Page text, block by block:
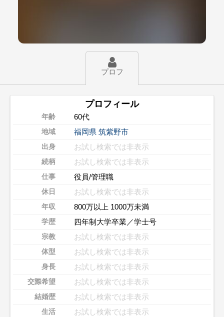
プロフ
プロフィール
年齢 60代
地域 福岡県 筑紫野市
出身 お試し検索では非表示
続柄 お試し検索では非表示
仕事 役員/管理職
休日 お試し検索では非表示
年収 800万以上 1000万未満
学歴 四年制大学卒業／学士号
宗教 お試し検索では非表示
体型 お試し検索では非表示
身長 お試し検索では非表示
交際希望 お試し検索では非表示
結婚歴 お試し検索では非表示
生活 お試し検索では非表示